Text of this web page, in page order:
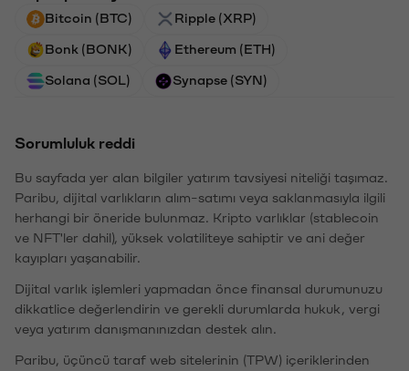
Bitcoin (BTC) Ripple (XRP)
Bonk (BONK) Ethereum (ETH)
Solana (SOL) Synapse (SYN)
Sorumluluk reddi
Bu sayfada yer alan bilgiler yatırım tavsiyesi niteliği taşımaz.
Paribu, dijital varlıkların alım-satımı veya saklanmasıyla ilgili
herhangi bir öneride bulunmaz. Kripto varlıklar (stablecoin
ve NFT'ler dahil), yüksek volatiliteye sahiptir ve ani değer
kayıpları yaşanabilir.
Dijital varlık işlemleri yapmadan önce finansal durumunuzu
dikkatlice değerlendirin ve gerekli durumlarda hukuk, vergi
veya yatırım danışmanınızdan destek alın.
Paribu, üçüncü taraf web sitelerinin (TPW) içeriklerinden